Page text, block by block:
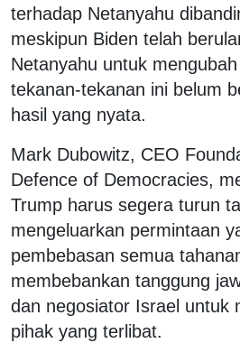
terhadap Netanyahu
meskipun Biden telah
Netanyahu untuk
tekanan-tekanan ini belum
hasil yang nyata.
Mark Dubowitz, CEO
Defence of Democracies,
Trump harus segera turun
mengeluarkan permintaan
pembebasan semua
membebankan tanggung
dan negosiator Israel untuk
pihak yang terlibat.